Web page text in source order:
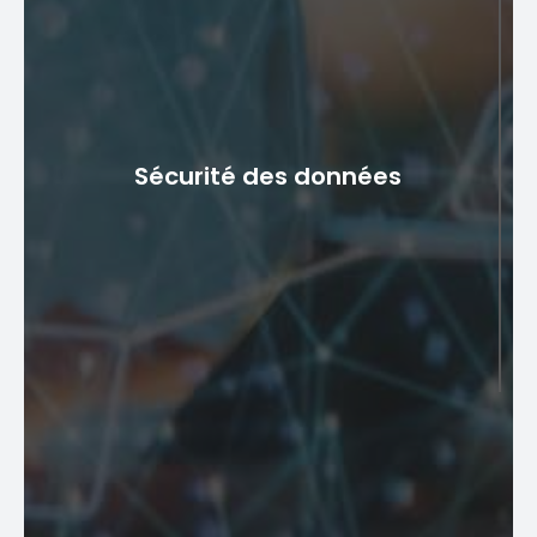
Apprentissage automatique
pour découvrir les activités suspectes. Cette approche
proactive de la prévention de la fraude permet de
contrecarrer les fraudeurs et de se protéger contre les
pertes de revenus directes.
Sécurité des données
Sécurité des données
Les pare-feu de signalisation jouent un rôle crucial